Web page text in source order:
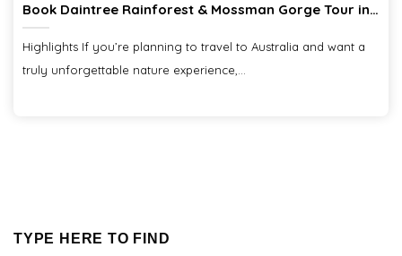
Book Daintree Rainforest & Mossman Gorge Tour in
Australia
Highlights If you’re planning to travel to Australia and want a
truly unforgettable nature experience,...
TYPE HERE TO FIND